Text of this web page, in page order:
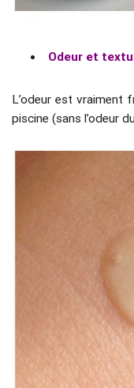
Odeur et
L’odeur est vraiment
piscine (sans l’odeur